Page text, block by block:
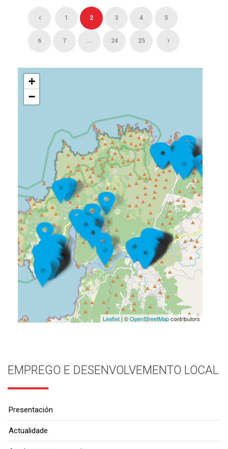
1 2 3 4 5
6 7 ... 24 25
+
−
Leaflet| ©OpenStreetMapcontributors
EMPREGO E DESENVOLVEMENTO LOCAL
Presentación
Actualidade